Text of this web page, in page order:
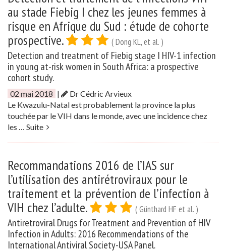
au stade Fiebig I chez les jeunes femmes à
risque en Afrique du Sud : étude de cohorte
prospective.
( Dong KL, et al. )
Detection and treatment of Fiebig stage I HIV-1 infection
in young at-risk women in South Africa: a prospective
cohort study.
02 mai 2018 |
Dr Cédric Arvieux
Le Kwazulu-Natal est probablement la province la plus
touchée par le VIH dans le monde, avec une incidence chez
les … Suite
Recommandations 2016 de l’IAS sur
l’utilisation des antirétroviraux pour le
traitement et la prévention de l’infection à
VIH chez l’adulte.
( Günthard HF et al. )
Antiretroviral Drugs for Treatment and Prevention of HIV
Infection in Adults: 2016 Recommendations of the
International Antiviral Society-USA Panel.